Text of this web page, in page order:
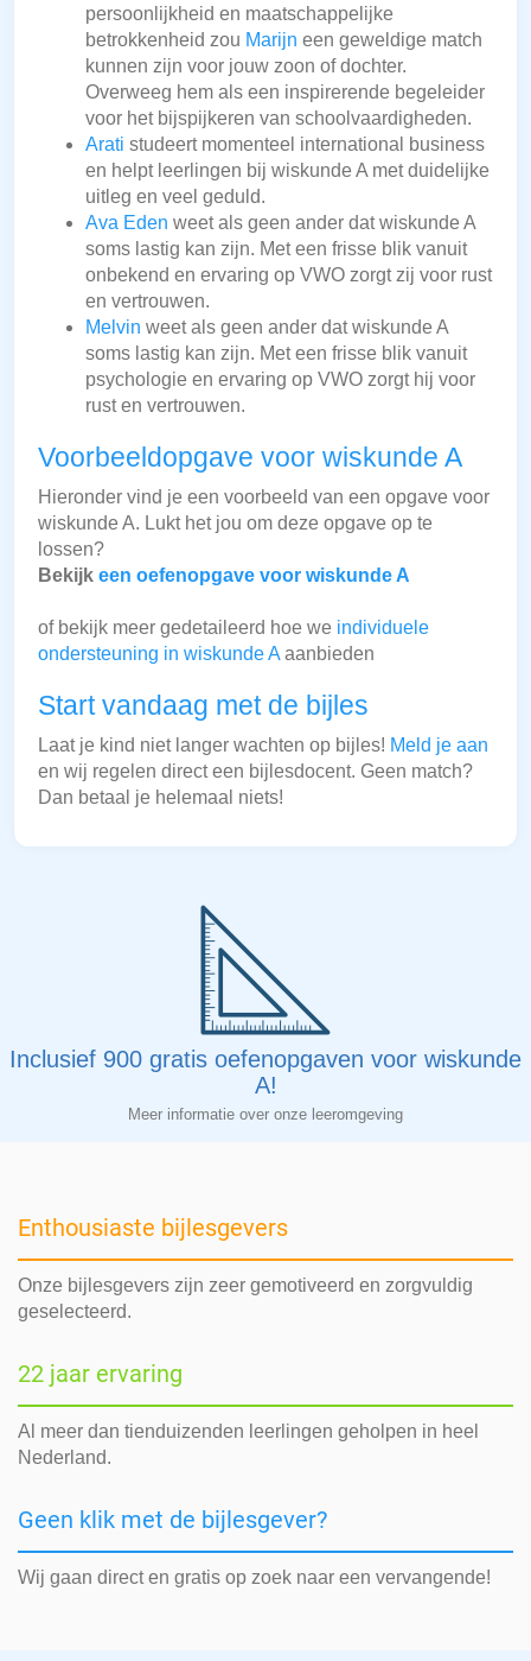
persoonlijkheid en maatschappelijke
betrokkenheid zou Marijn een geweldige match
kunnen zijn voor jouw zoon of dochter.
Overweeg hem als een inspirerende begeleider
voor het bijspijkeren van schoolvaardigheden.
Arati studeert momenteel international business
en helpt leerlingen bij wiskunde A met duidelijke
uitleg en veel geduld.
Ava Eden weet als geen ander dat wiskunde A
soms lastig kan zijn. Met een frisse blik vanuit
onbekend en ervaring op VWO zorgt zij voor rust
en vertrouwen.
Melvin weet als geen ander dat wiskunde A
soms lastig kan zijn. Met een frisse blik vanuit
psychologie en ervaring op VWO zorgt hij voor
rust en vertrouwen.
Voorbeeldopgave voor wiskunde A
Hieronder vind je een voorbeeld van een opgave voor
wiskunde A. Lukt het jou om deze opgave op te
lossen?
Bekijk een oefenopgave voor wiskunde A
of bekijk meer gedetaileerd hoe we individuele
ondersteuning in wiskunde A aanbieden
Start vandaag met de bijles
Laat je kind niet langer wachten op bijles! Meld je aan
en wij regelen direct een bijlesdocent. Geen match?
Dan betaal je helemaal niets!
Inclusief 900 gratis oefenopgaven voor wiskunde
A!
Meer informatie over onze leeromgeving
Enthousiaste bijlesgevers
Onze bijlesgevers zijn zeer gemotiveerd en zorgvuldig
geselecteerd.
22 jaar ervaring
Al meer dan tienduizenden leerlingen geholpen in heel
Nederland.
Geen klik met de bijlesgever?
Wij gaan direct en gratis op zoek naar een vervangende!